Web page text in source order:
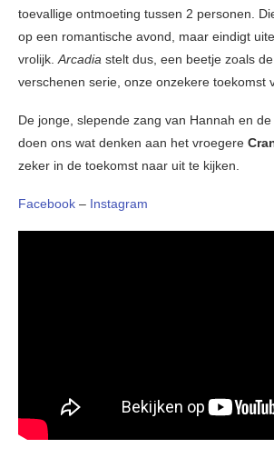
toevallige ontmoeting tussen 2 personen.
op een romantische avond, maar eindigt
vrolijk.Arcadia stelt dus, een beetje zoals
verschenen serie, onze onzekere toekomst
De jonge, slepende zang van Hannah en
doen ons wat denken aan het vroegere
zeker in de toekomst naar uit te kijken.
Facebook – Instagram